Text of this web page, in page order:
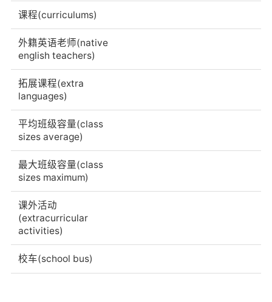
课程(curriculums)
外籍英语老师(native
english teachers)
拓展课程(extra
languages)
平均班级容量(class
sizes average)
最大班级容量(class
sizes maximum)
课外活动
(extracurricular
activities)
校车(school bus)